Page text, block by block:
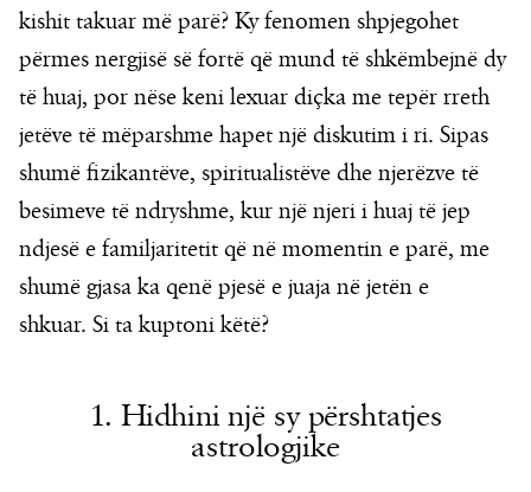
kishit takuar më parë? Ky fenomen shpjegohet
përmes nergjisë së fortë që mund të shkëmbejnë dy
të huaj, por nëse keni lexuar diçka me tepër rreth
jetëve të mëparshme hapet një diskutim i ri. Sipas
shumë fizikantëve, spiritualistëve dhe njerëzve të
besimeve të ndryshme, kur një njeri i huaj të jep
ndjesë e familjaritetit që në momentin e parë, me
shumë gjasa ka qenë pjesë e juaja në jetën e
shkuar. Si ta kuptoni këtë?
1. Hidhini një sy përshtatjes
astrologjike